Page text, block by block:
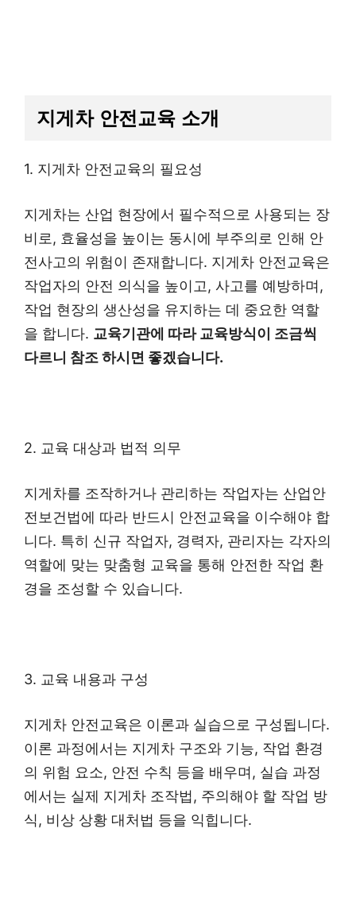
지게차 안전교육 소개
1. 지게차 안전교육의 필요성
지게차는 산업 현장에서 필수적으로 사용되는 장
비로, 효율성을 높이는 동시에 부주의로 인해 안
전사고의 위험이 존재합니다. 지게차 안전교육은
작업자의 안전 의식을 높이고, 사고를 예방하며,
작업 현장의 생산성을 유지하는 데 중요한 역할
을 합니다. 교육기관에 따라 교육방식이 조금씩
다르니 참조 하시면 좋겠습니다.
2. 교육 대상과 법적 의무
지게차를 조작하거나 관리하는 작업자는 산업안
전보건법에 따라 반드시 안전교육을 이수해야 합
니다. 특히 신규 작업자, 경력자, 관리자는 각자의
역할에 맞는 맞춤형 교육을 통해 안전한 작업 환
경을 조성할 수 있습니다.
3. 교육 내용과 구성
지게차 안전교육은 이론과 실습으로 구성됩니다.
이론 과정에서는 지게차 구조와 기능, 작업 환경
의 위험 요소, 안전 수칙 등을 배우며, 실습 과정
에서는 실제 지게차 조작법, 주의해야 할 작업 방
식, 비상 상황 대처법 등을 익힙니다.